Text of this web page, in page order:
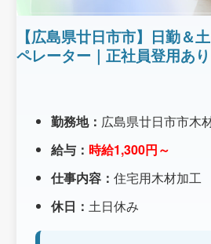
【広島県廿日市市】日勤＆
ペレーター｜正社員登用あり
勤務地： 広島県廿日市市木
給与： 時給1,300円～
仕事内容： 住宅用木材加工
休日： 土日休み